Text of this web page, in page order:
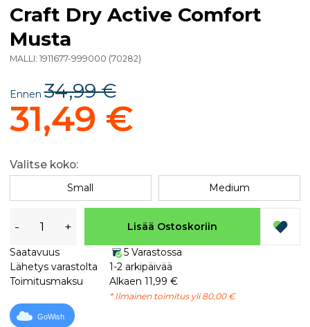
Craft Dry Active Comfort
Musta
MALLI: 1911677-999000 (70282)
Ennen 34,99 €
31,49 €
Valitse koko:
Small Medium
- + Lisää Ostoskoriin
Saatavuus
5 Varastossa
Lähetys varastolta
1-2 arkipäivää
Toimitusmaksu
Alkaen 11,99 €
* Ilmainen toimitus yli 80,00 €
GoWish